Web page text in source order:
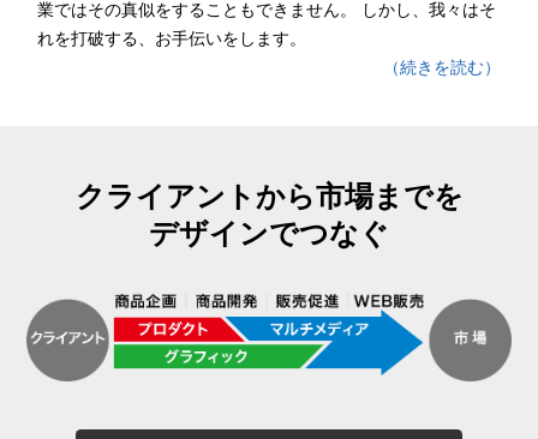
業ではその真似をすることもできません。 しかし、我々はそ
れを打破する、お手伝いをします。
（続きを読む）
クライアントから市場までを
デザインでつなぐ